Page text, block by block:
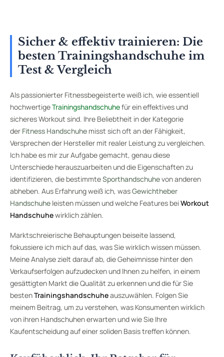
Sicher & effektiv trainieren: Die
besten Trainingshandschuhe im
Test & Vergleich
Als passionierter Fitnessbegeisterte weiß ich, wie essentiell
hochwertigeTrainingshandschuhefür ein effektives und
sicheres Workout sind. Ihre Beliebtheit in der Kategorie
der Fitness Handschuhe misst sich oft an der Fähigkeit,
Versprechen der Hersteller mit realer Leistung zu vergleichen.
Ich habe es mir zur Aufgabe gemacht, genau diese
Unterschiede herauszuarbeiten und die Eigenschaften zu
identifizieren, die bestimmteSporthandschuhevon anderen
abheben. Aus Erfahrung weiß ich, wasGewichtheber
Handschuhe leisten müssen und welche Features beiWorkout
Handschuhewirklich zählen.
Marktschreierische Behauptungen beiseite lassend,
fokussiere ich mich auf das, was Sie wirklich wissen müssen.
Meine Analyse zielt darauf ab, die Geheimnisse hinter den
Verkaufserfolgen aufzudecken und Ihnen zu helfen, in einem
gesättigten Markt die Qualität zu erkennen und die für Sie
bestenTrainingshandschuheauszuwählen. Folgen Sie
meinem Beitrag, um zu verstehen, was Konsumenten wirklich
von ihren Handschuhen erwarten und wie Sie Ihre
Kaufentscheidung auf einer soliden Basis treffen können.